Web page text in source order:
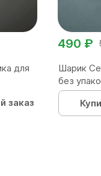
для
заказ
490 ₽
Шарик
без